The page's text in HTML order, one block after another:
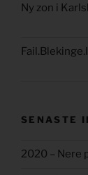
Ny zon i
SENASTE
2020 – Nere